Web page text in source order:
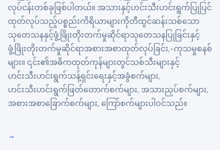
လုပ်ငန်းတစ်ခုဖြစ်ပါတယ်။ အသားနှင့်ဟင်းသီးဟင်းရွက်ပြုပြင်
ထုတ်လုပ်သည့်ပစ္စည်းကိရိယာများကိုတီထွင်ဆန်းသစ်သော
သုတေသနနှင့်ဖွံ့ဖြိုးတိုးတက်မှုဆိုင်ရာသုတေသနပြုခြင်းနှင့်
ဖွံ့ဖြိုးတိုးတက်မှုဆိုင်ရာအစားအစာထုတ်လုပ်ခြင်း,-ကုသမှုစနစ်
များ။ ၎င်း၏အဓိကထုတ်ကုန်များတွင်သစ်သီးများနှင့်
ဟင်းသီးဟင်းရွက်သန့်ရှင်းရေးနှင့်အခွံစက်များ,
ဟင်းသီးဟင်းရွက်ဖြတ်တောက်စက်များ, အသားညှပ်စက်များ,
အစားအစာခြောက်စက်များ, ကြော်စက်များပါဝင်သည်။
→